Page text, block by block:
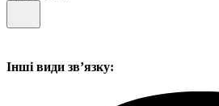
Інші види звʼязку: